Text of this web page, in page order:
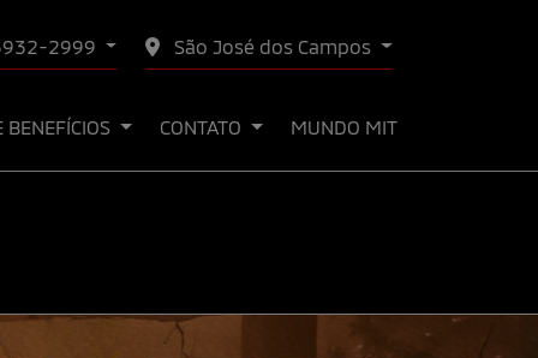
2999 São José dos Campos
BENEFÍCIOS CONTATO MUNDO MIT